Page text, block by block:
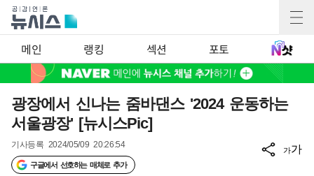
메인 랭킹 섹션 포토
광장에서 신나는 줌바댄스 '2024 운동하는
서울광장' [뉴시스Pic]
기사등록 2024/05/09 20:26:54
구글에서 선호하는 매체로 추가
가가